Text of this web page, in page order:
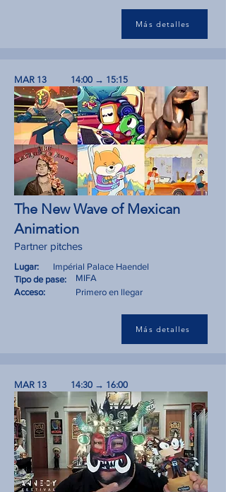
Más detalles
MAR 13 14:00 → 15:15
The New Wave of Mexican
Animation
Partner pitches
Lugar:
Tipo de pase:
Impérial Palace Haendel
MIFA
Acceso:
Primero en llegar
Más detalles
MAR 13 14:30 → 16:00